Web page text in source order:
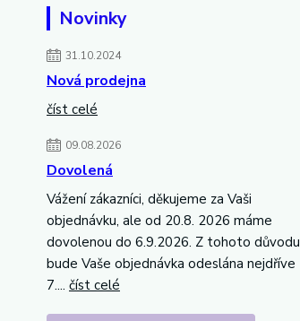
Novinky
31.10.2024
Nová prodejna
číst celé
09.08.2026
Dovolená
Vážení zákazníci, děkujeme za Vaši
objednávku, ale od 20.8. 2026 máme
dovolenou do 6.9.2026. Z tohoto důvodu
bude Vaše objednávka odeslána nejdříve
7.... číst celé